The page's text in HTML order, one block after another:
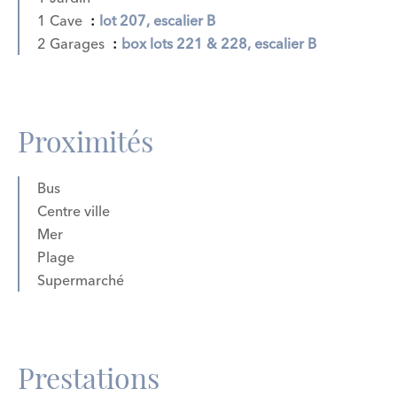
1 Cave
lot 207, escalier B
2 Garages
box lots 221 & 228, escalier B
Proximités
Bus
Centre ville
Mer
Plage
Supermarché
Prestations